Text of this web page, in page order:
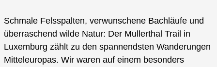
Schmale Felsspalten, verwunschene Bachläufe und
überraschend wilde Natur: Der Mullerthal Trail in
Luxemburg zählt zu den spannendsten Wanderungen
Mitteleuropas. Wir waren auf einem besonders